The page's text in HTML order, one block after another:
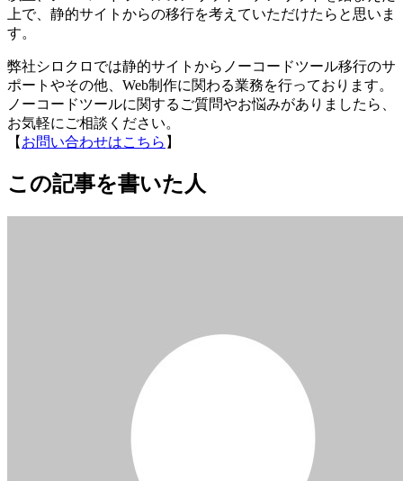
上で、静的サイトからの移行を考えていただけたらと思いま
す。
弊社シロクロでは静的サイトからノーコードツール移行のサ
ポートやその他、Web制作に関わる業務を行っております。
ノーコードツールに関するご質問やお悩みがありましたら、
お気軽にご相談ください。
【 お問い合わせはこちら 】
この記事を書いた人